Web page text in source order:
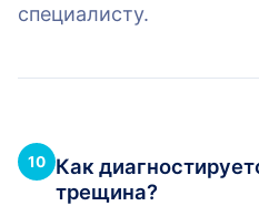
специалисту.
10
Как
трещина?